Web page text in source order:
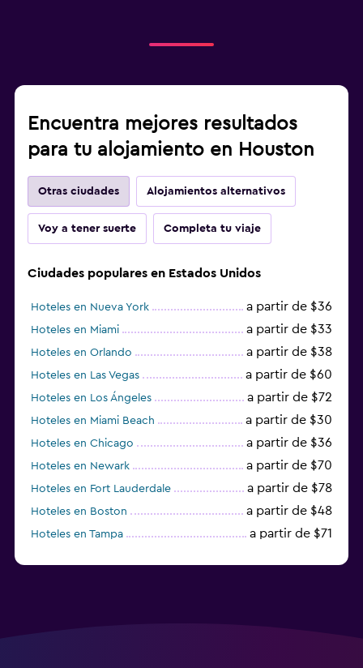
Encuentra mejores resultados
para tu alojamiento en Houston
Otras ciudades Alojamientos alternativos
Voy a tener suerte Completa tu viaje
Ciudades populares en Estados Unidos
Hoteles en Nueva York a partir de $36
Hoteles en Miami a partir de $33
Hoteles en Orlando a partir de $38
Hoteles en Las Vegas a partir de $60
Hoteles en Los Ángeles a partir de $72
Hoteles en Miami Beach a partir de $30
Hoteles en Chicago a partir de $36
Hoteles en Newark a partir de $70
Hoteles en Fort Lauderdale a partir de $78
Hoteles en Boston a partir de $48
Hoteles en Tampa a partir de $71